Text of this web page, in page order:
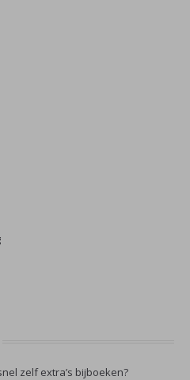
zelf extra’s bijboeken?